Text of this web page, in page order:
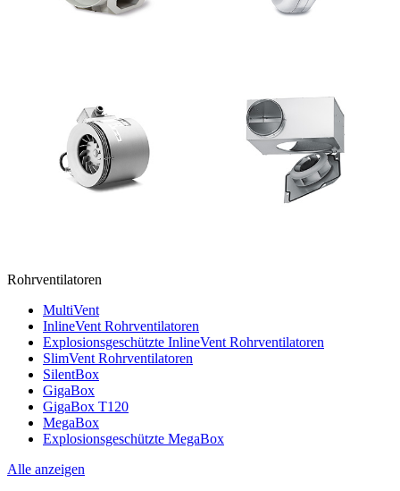
Rohrventilatoren
MultiVent
InlineVent Rohrventilatoren
Explosionsgeschützte InlineVent Rohrventilatoren
SlimVent Rohrventilatoren
SilentBox
GigaBox
GigaBox T120
MegaBox
Explosionsgeschützte MegaBox
Alle anzeigen